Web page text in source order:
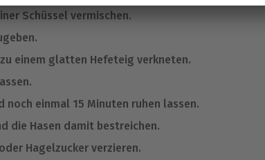
Schüssel vermischen.
einem glatten Hefeteig verkneten.
noch einmal 15 Minuten ruhen lassen.
die Hasen damit bestreichen.
Hagelzucker verzieren.